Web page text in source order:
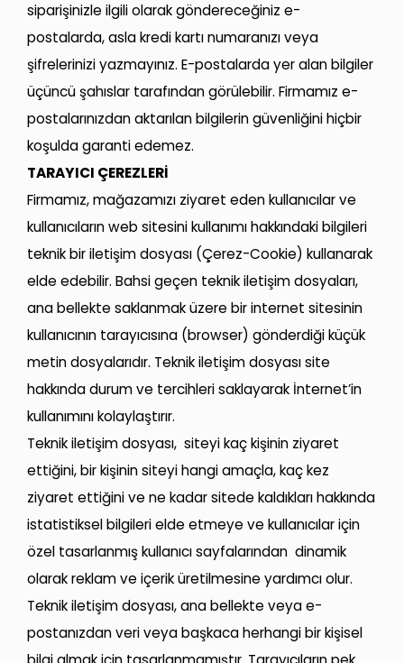
siparişinizle ilgili olarak göndereceğiniz e-
postalarda, asla kredi kartı numaranızı veya
şifrelerinizi yazmayınız. E-postalarda yer alan bilgiler
üçüncü şahıslar tarafından görülebilir. Firmamız e-
postalarınızdan aktarılan bilgilerin güvenliğini hiçbir
koşulda garanti edemez.
TARAYICI ÇEREZLERİ
Firmamız, mağazamızı ziyaret eden kullanıcılar ve
kullanıcıların web sitesini kullanımı hakkındaki bilgileri
teknik bir iletişim dosyası (Çerez-Cookie) kullanarak
elde edebilir. Bahsi geçen teknik iletişim dosyaları,
ana bellekte saklanmak üzere bir internet sitesinin
kullanıcının tarayıcısına (browser) gönderdiği küçük
metin dosyalarıdır. Teknik iletişim dosyası site
hakkında durum ve tercihleri saklayarak İnternet’in
kullanımını kolaylaştırır.
Teknik iletişim dosyası, siteyi kaç kişinin ziyaret
ettiğini, bir kişinin siteyi hangi amaçla, kaç kez
ziyaret ettiğini ve ne kadar sitede kaldıkları hakkında
istatistiksel bilgileri elde etmeye ve kullanıcılar için
özel tasarlanmış kullanıcı sayfalarından dinamik
olarak reklam ve içerik üretilmesine yardımcı olur.
Teknik iletişim dosyası, ana bellekte veya e-
postanızdan veri veya başkaca herhangi bir kişisel